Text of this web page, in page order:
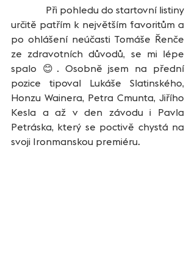
určitě patřím k největším favoritům a
po ohlášení neúčasti Tomáše Řenče
ze zdravotních důvodů, se mi lépe
spalo 😊. Osobně jsem na přední
pozice tipoval Lukáše Slatinského,
Honzu Wainera, Petra Cmunta, Jiřího
Kesla a až v den závodu i Pavla
Petráska, který se poctivě chystá na
svoji Ironmanskou premiéru.